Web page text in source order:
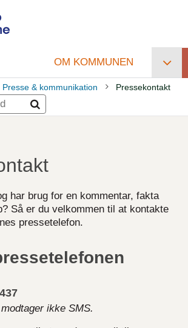
OM KOMMUNEN
Presse & kommunikation Pressekontakt
har brug for en kommentar, fakta
Så er du velkommen til at kontakte
pressetelefon.
ikke SMS.